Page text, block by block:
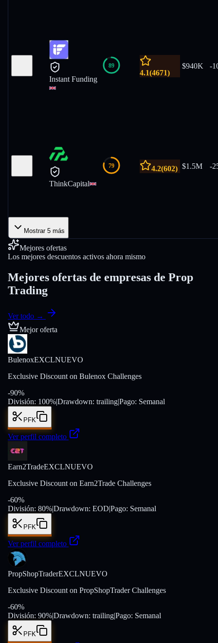
Instant Funding
89
4.1(4671)
$940K -
ThinkCapital
79 4.2(602) $1.5M -
Mostrar 5 más
Mejores ofertas
Los mejores descuentos activos ahora mismo
Mejores ofertas de empresas de Prop
Trading
Ver todo →
Mejor oferta
BulenoxEXCLNUEVO
Exclusive Discount on Bulenox Challenges
-90%
División: 100%|Drawdown: trailing|Pago: Semanal
PFK
Ver perfil completo
Earn2TradeEXCLNUEVO
Exclusive Discount on Earn2Trade Challenges
-60%
División: 80%|Drawdown: EOD|Pago: Semanal
PFK
Ver perfil completo
PropShopTraderEXCLNUEVO
Exclusive Discount on PropShopTrader Challenges
-60%
División: 90%|Drawdown: trailing|Pago: Semanal
PFK